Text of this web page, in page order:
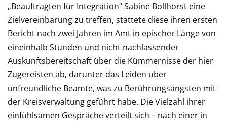
„Beauftragten für Integration“ Sabine Bollhorst eine
Zielvereinbarung zu treffen, stattete diese ihren ersten
Bericht nach zwei Jahren im Amt in epischer Länge von
eineinhalb Stunden und nicht nachlassender
Auskunftsbereitschaft über die Kümmernisse der hier
Zugereisten ab, darunter das Leiden über
unfreundliche Beamte, was zu Berührungsängsten mit
der Kreisverwaltung geführt habe. Die Vielzahl ihrer
einfühlsamen Gespräche verteilt sich – nach einer in